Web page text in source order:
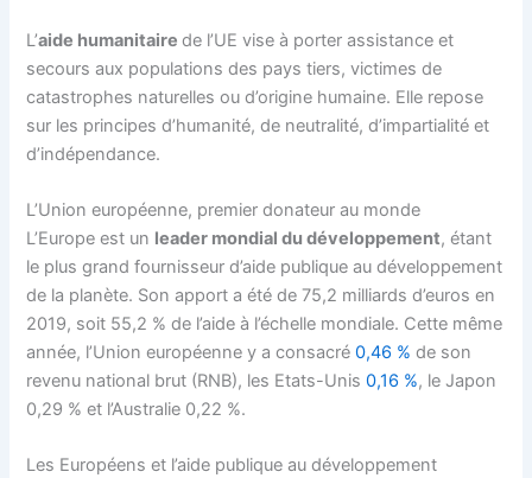
L’aide humanitairede l’UE vise à porter assistance et
secours aux populations des pays tiers, victimes de
catastrophes naturelles ou d’origine humaine. Elle repose
sur les principes d’humanité, de neutralité, d’impartialité et
d’indépendance.
L’Union européenne, premier donateur au monde
L’Europe est un leader mondial du développement, étant
le plus grand fournisseur d’aide publique au développement
de la planète. Son apport a été de 75,2 milliards d’euros en
2019, soit 55,2 % de l’aide à l’échelle mondiale. Cette même
année, l’Union européenne y a consacré0,46 % de son
revenu national brut (RNB), les Etats-Unis0,16 %, le Japon
0,29 % et l’Australie 0,22 %.
Les Européens et l’aide publique au développement